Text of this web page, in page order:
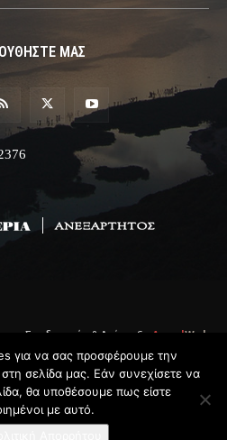
ΜΑΣ
Σχεδιασμός & Ανάπτυξη AngelWeb
για να σας προσφέρουμε την
σελίδα μας. Εάν συνεχίσετε να
θα υποθέσουμε πως είστε
με αυτό.